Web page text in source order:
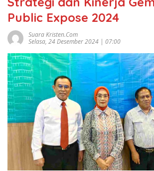
Public Expose 2024
Suara Kristen.com
Selasa, 24 Desember 2024 | 07:00